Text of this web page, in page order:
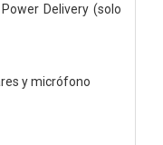
Delivery (solo
y micrófono